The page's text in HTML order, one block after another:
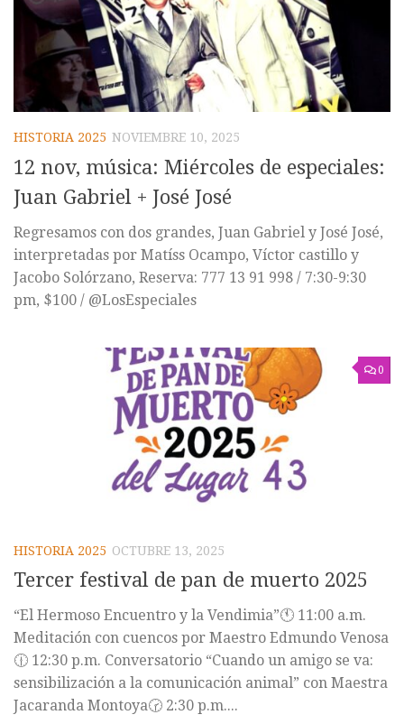
HISTORIA 2025 NOVIEMBRE 10, 2025
12 nov, música: Miércoles de especiales:
Juan Gabriel + José José
Regresamos con dos grandes, Juan Gabriel y José José,
interpretadas por Matíss Ocampo, Víctor castillo y
Jacobo Solórzano, Reserva: 777 13 91 998 / 7:30-9:30
pm, $100 / @LosEspeciales
0
HISTORIA 2025 OCTUBRE 13, 2025
Tercer festival de pan de muerto 2025
“El Hermoso Encuentro y la Vendimia”🕚 11:00 a.m.
Meditación con cuencos por Maestro Edmundo Venosa
🕧 12:30 p.m. Conversatorio “Cuando un amigo se va:
sensibilización a la comunicación animal” con Maestra
Jacaranda Montoya🕝 2:30 p.m....